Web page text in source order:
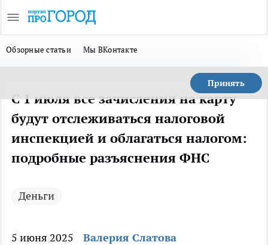
Обзорные статьи Мы ВКонтакте
Принять
С 1 июля все зачисления на карту
будут отслеживаться налоговой
инспекцией и облагаться налогом:
подробные разъяснения ФНС
Деньги
5 июня 2025 Валерия Слатова